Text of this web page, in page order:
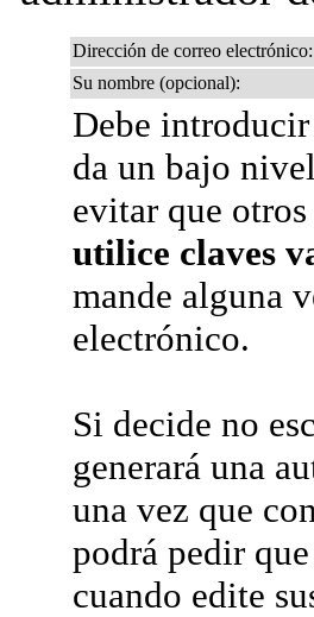
Dirección de correo electrónico:
Su nombre (opcional):
Debe
da un bajo
evitar que
utilice claves
mande alguna
electrónico.
Si decide no
generará una
una vez que
podrá pedir
cuando edite